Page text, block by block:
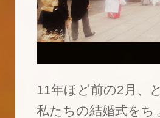
11年ほど前の2月、
私たちの結婚式をち